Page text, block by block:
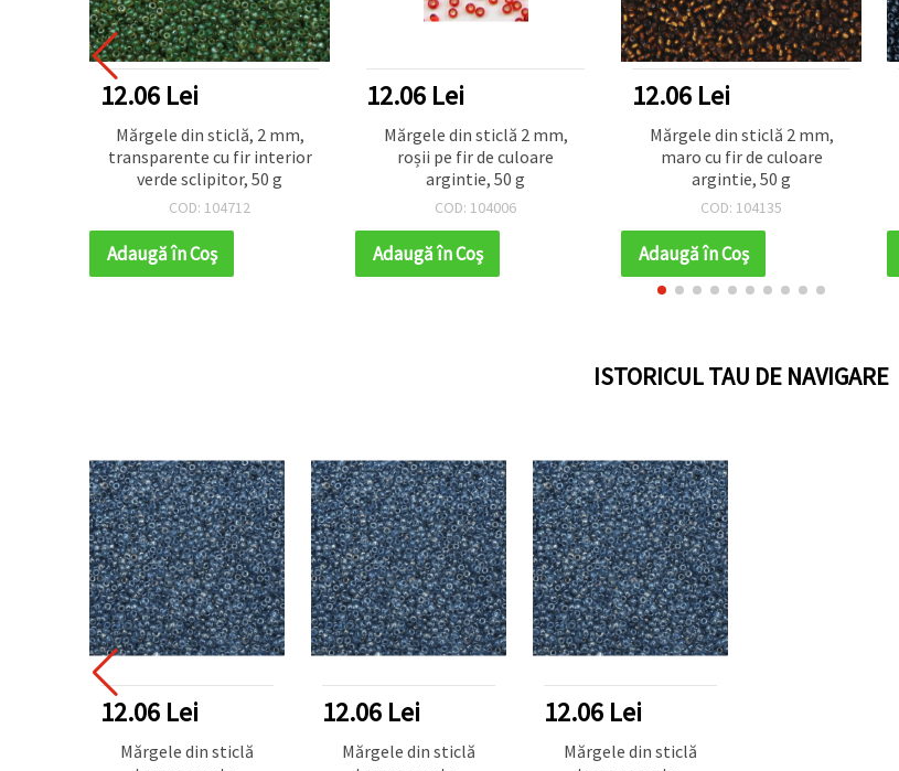
12.06 Lei
Mărgele din sticlă 2 mm,
roșii pe fir de culoare
argintie, 50 g
COD: 104006
Adaugă în Coş
12.06 Lei
Mărgele din sticlă 2 mm,
maro cu fir de culoare
argintie, 50 g
COD: 104135
Adaugă în Coş
12.06 Lei
Mărgele de nisip (rocaille)
din sticlă opacă, grafit
perlat, 2 mm, 50 g
COD: 104030
Adaugă în Coş
ISTORICUL TAU DE NAVIGARE
12.06 Lei
Mărgele din sticlă
12.06 Lei
Mărgele din sticlă
12.06 Lei
Mărgele din sticlă